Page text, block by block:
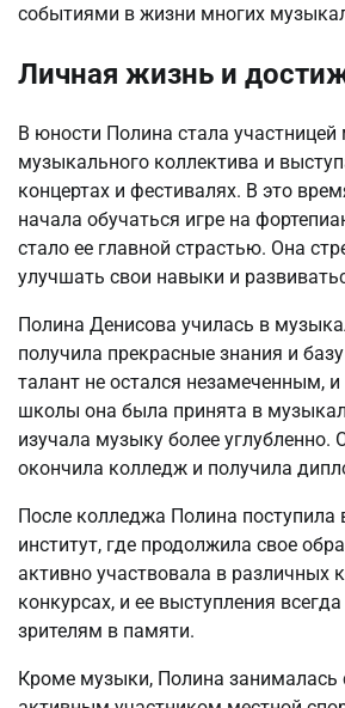
событиями в жизни многих
Личная жизнь и
В юности Полина стала участницей
музыкального коллектива и
концертах и фестивалях. В это
начала обучаться игре на
стало ее главной страстью. Она
улучшать свои навыки и
Полина Денисова училась в
получила прекрасные знания и
талант не остался незамеченным,
школы она была принята в
изучала музыку более углубленно.
окончила колледж и получила
После колледжа Полина
институт, где продолжила свое
активно участвовала в различных
конкурсах, и ее выступления
зрителям в памяти.
Кроме музыки, Полина занималась